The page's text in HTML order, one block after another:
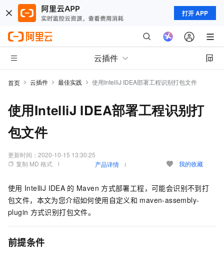
打开 APP
云插件
首页 云插件 最佳实践 使用IntelliJ IDEA部署工程识别打包文件
使用IntelliJ IDEA部署工程识别打
包文件
更新时间： 2020-10-15 13:30:25
复制 MD 格式
产品详情 我的收藏
使用 IntelliJ IDEA 的 Maven 方式部署工程，可能会识别不到打
包文件，本文为您介绍如何使用自定义和 maven-assembly-
plugin 方式识别打包文件。
前提条件